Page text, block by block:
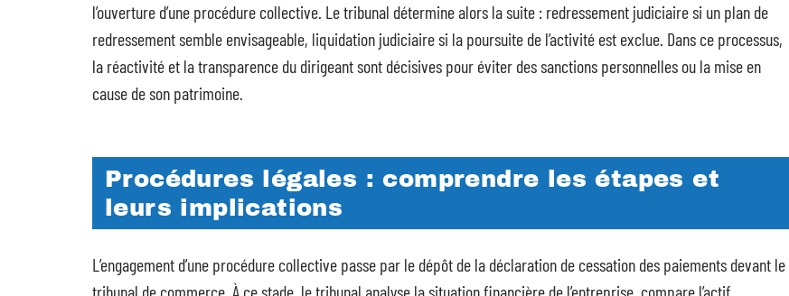
l’ouverture d’une procédure collective. Le tribunal détermine alors la suite : redressement judiciaire si un plan de
redressement semble envisageable, liquidation judiciaire si la poursuite de l’activité est exclue. Dans ce processus,
la réactivité et la transparence du dirigeant sont décisives pour éviter des sanctions personnelles ou la mise en
cause de son patrimoine.
Procédures légales : comprendre les étapes et
leurs implications
L’engagement d’une procédure collective passe par le dépôt de la déclaration de cessation des paiements devant le
tribunal de commerce. À ce stade, le tribunal analyse la situation financière de l’entreprise, compare l’actif